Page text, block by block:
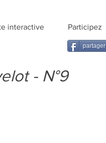
interactive Participez
partager
- N°9